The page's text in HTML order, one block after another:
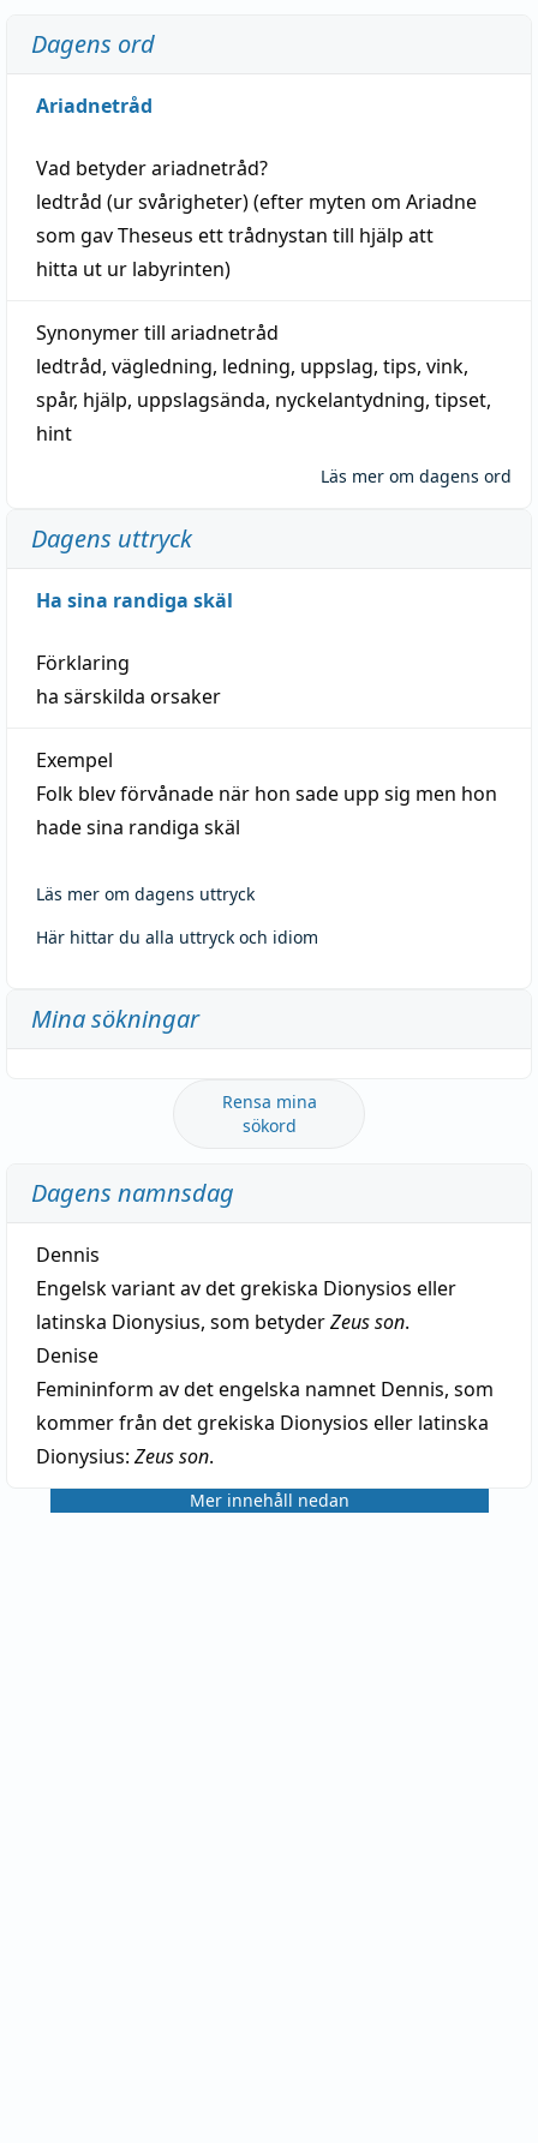
Dagens ord
Ariadnetråd
Vad betyderariadnetråd?
ledtråd (ur svårigheter) (efter myten om Ariadne
som gav Theseus ett trådnystan till hjälp att
hitta ut ur labyrinten)
Synonymer till ariadnetråd
ledtråd, vägledning, ledning, uppslag, tips, vink,
spår, hjälp, uppslagsända, nyckelantydning, tipset,
hint
Läs mer om dagens ord
Dagens uttryck
Ha sina randiga skäl
Förklaring
ha särskilda orsaker
Exempel
Folk blev förvånade när hon sade upp sig men hon
hade sina randiga skäl
Läs mer om dagens uttryck
Här hittar du alla uttryck och idiom
Mina sökningar
Rensa mina
sökord
Dagens namnsdag
Dennis
Engelsk variant av det grekiska Dionysios eller
latinska Dionysius, som betyderZeus son.
Denise
Femininform av det engelska namnet Dennis, som
kommer från det grekiska Dionysios eller latinska
Dionysius: Zeus son.
Mer innehåll nedan